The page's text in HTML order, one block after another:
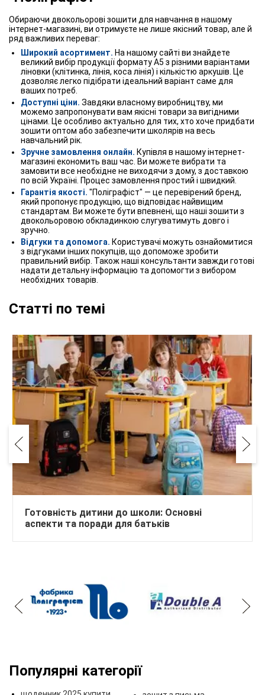
Обираючи двокольорові зошити для навчання в нашому
інтернет-магазині, ви отримуєте не лише якісний товар, але й
ряд важливих переваг:
Широкий асортимент. На нашому сайті ви знайдете
великий вибір продукції формату А5 з різними варіантами
ліновки (клітинка, лінія, коса лінія) і кількістю аркушів. Це
дозволяє легко підібрати ідеальний варіант саме для
ваших потреб.
Доступні ціни. Завдяки власному виробництву, ми
можемо запропонувати вам якісні товари за вигідними
цінами. Це особливо актуально для тих, хто хоче придбати
зошити оптом або забезпечити школярів на весь
навчальний рік.
Зручне замовлення онлайн. Купівля в нашому інтернет-
магазині економить ваш час. Ви можете вибрати та
замовити все необхідне не виходячи з дому, з доставкою
по всій Україні. Процес замовлення простий і швидкий.
Гарантія якості. "Поліграфіст" — це перевірений бренд,
який пропонує продукцію, що відповідає найвищим
стандартам. Ви можете бути впевнені, що наші зошити з
двокольоровою обкладинкою слугуватимуть довго і
зручно.
Відгуки та допомога. Користувачі можуть ознайомитися
з відгуками інших покупців, що допоможе зробити
правильний вибір. Також наші консультанти завжди готові
надати детальну інформацію та допомогти з вибором
необхідних товарів.
Статті по темі
Готовність дитини до школи: Основні
аспекти та поради для батьків
Популярні категорії